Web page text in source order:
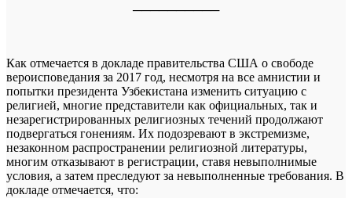
──────────
Как отмечается в докладе правительства США о свободе
вероисповедания за 2017 год, несмотря на все амнистии и
попытки президента Узбекистана изменить ситуацию с
религией, многие представители как официальных, так и
незарегистрированных религиозных течений продолжают
подвергаться гонениям. Их подозревают в экстремизме,
незаконном распространении религиозной литературы,
многим отказывают в регистрации, ставя невыполнимые
условия, а затем преследуют за невыполненные требования. В
докладе отмечается, что: